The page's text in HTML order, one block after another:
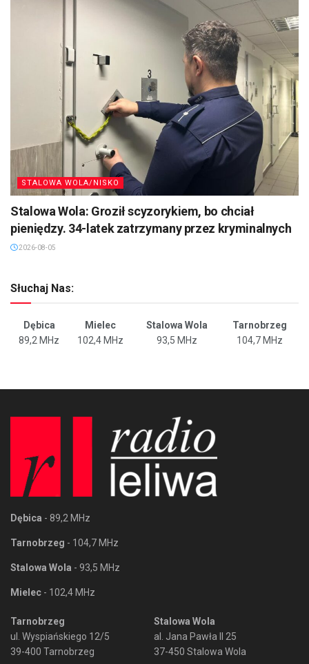
STALOWA WOLA/NISKO
Stalowa Wola: Groził scyzorykiem, bo chciał
pieniędzy. 34-latek zatrzymany przez kryminalnych
2026-08-05
Słuchaj Nas:
Dębica Mielec Stalowa Wola
Tarnobrzeg
89,2 MHz
102,4 MHz 93,5 MHz 104,7 MHz
Dębica - 89,2 MHz
Tarnobrzeg - 104,7 MHz
Stalowa Wola - 93,5 MHz
Mielec - 102,4 MHz
Tarnobrzeg
ul. Wyspiańskiego 12/5
39-400 Tarnobrzeg
Stalowa Wola
al. Jana Pawła II 25
37-450 Stalowa Wola